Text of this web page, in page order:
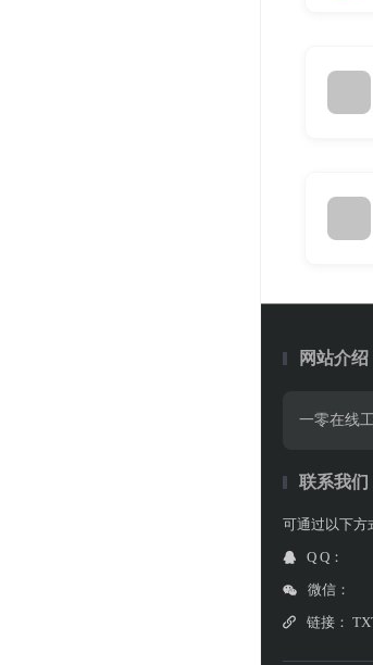
网站介绍
一零在线
联系我们
可通过以下方
Q Q：
微信：
链接：